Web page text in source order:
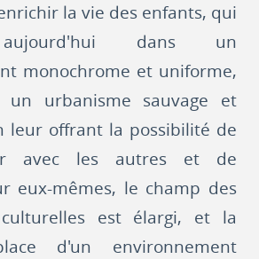
la vie des enfants, qui
dans un
monochrome et uniforme,
un urbanisme sauvage et
leur offrant la possibilité de
avec les autres et de
eux-mêmes, le champ des
culturelles est élargi, et la
d'un environnement